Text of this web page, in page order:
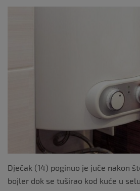
Dječak (14) poginuo je juče nakon
bojler dok se tuširao kod kuće u